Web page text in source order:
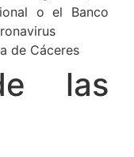
agencias, el
o el Banco
las